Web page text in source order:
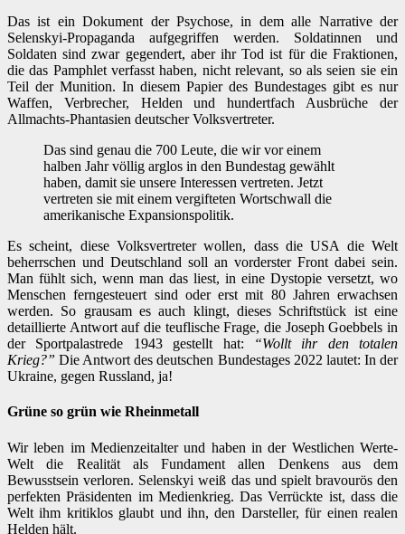
Das ist ein Dokument der Psychose, in dem alle Narrative der
Selenskyi-Propaganda aufgegriffen werden. Soldatinnen und
Soldaten sind zwar gegendert, aber ihr Tod ist für die Fraktionen,
die das Pamphlet verfasst haben, nicht relevant, so als seien sie ein
Teil der Munition. In diesem Papier des Bundestages gibt es nur
Waffen, Verbrecher, Helden und hundertfach Ausbrüche der
Allmachts-Phantasien deutscher Volksvertreter.
Das sind genau die 700 Leute, die wir vor einem
halben Jahr völlig arglos in den Bundestag gewählt
haben, damit sie unsere Interessen vertreten. Jetzt
vertreten sie mit einem vergifteten Wortschwall die
amerikanische Expansionspolitik.
Es scheint, diese Volksvertreter wollen, dass die USA die Welt
beherrschen und Deutschland soll an vorderster Front dabei sein.
Man fühlt sich, wenn man das liest, in eine Dystopie versetzt, wo
Menschen ferngesteuert sind oder erst mit 80 Jahren erwachsen
werden. So grausam es auch klingt, dieses Schriftstück ist eine
detaillierte Antwort auf die teuflische Frage, die Joseph Goebbels in
der Sportpalastrede 1943 gestellt hat:
“Wollt ihr den totalen
Krieg?” Die Antwort des deutschen Bundestages 2022 lautet: In der
Ukraine, gegen Russland, ja!
Grüne so grün wie Rheinmetall
Wir leben im Medienzeitalter und haben in der Westlichen Werte-
Welt die Realität als Fundament allen Denkens aus dem
Bewusstsein verloren. Selenskyi weiß das und spielt bravourös den
perfekten Präsidenten im Medienkrieg. Das Verrückte ist, dass die
Welt ihm kritiklos glaubt und ihn, den Darsteller, für einen realen
Helden hält.